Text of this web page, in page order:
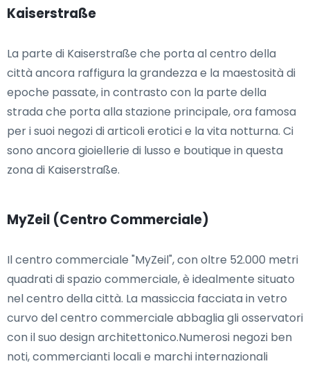
Kaiserstraße
La parte di Kaiserstraße che porta al centro della
città ancora raffigura la grandezza e la maestosità di
epoche passate, in contrasto con la parte della
strada che porta alla stazione principale, ora famosa
per i suoi negozi di articoli erotici e la vita notturna. Ci
sono ancora gioiellerie di lusso e boutique in questa
zona di Kaiserstraße.
MyZeil (Centro Commerciale)
Il centro commerciale "MyZeil", con oltre 52.000 metri
quadrati di spazio commerciale, è idealmente situato
nel centro della città. La massiccia facciata in vetro
curvo del centro commerciale abbaglia gli osservatori
con il suo design architettonico.Numerosi negozi ben
noti, commercianti locali e marchi internazionali